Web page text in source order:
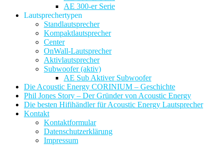
AE 300-er Serie
Lautsprechertypen
Standlautsprecher
Kompaktlautsprecher
Center
OnWall-Lautsprecher
Aktivlautsprecher
Subwoofer (aktiv)
AE Sub Aktiver Subwoofer
Die Acoustic Energy CORINIUM – Geschichte
Phil Jones Story – Der Gründer von Acoustic Energy
Die besten Hifihändler für Acoustic Energy Lautsprecher
Kontakt
Kontaktformular
Datenschutzerklärung
Impressum